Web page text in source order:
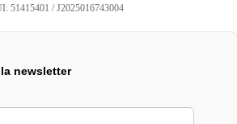
51415401 / J2025016743004
newsletter